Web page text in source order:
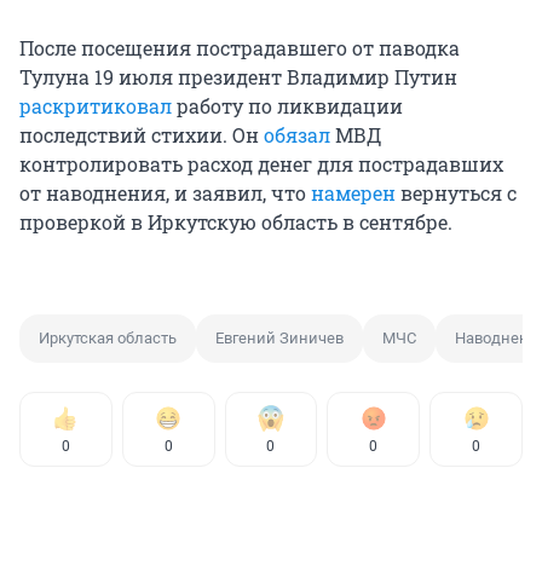
После посещения пострадавшего от паводка
Тулуна 19 июля президент Владимир Путин
раскритиковалработу по ликвидации
последствий стихии. ОнобязалМВД
контролировать расход денег для пострадавших
от наводнения, и заявил, чтонамеренвернуться с
проверкой в Иркутскую область в сентябре.
Иркутская область Евгений Зиничев МЧС
0 0 0 0 0